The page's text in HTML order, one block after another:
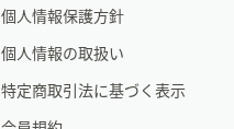
個人情報保護方針
個人情報の取扱い
特定商取引法に基づく表示